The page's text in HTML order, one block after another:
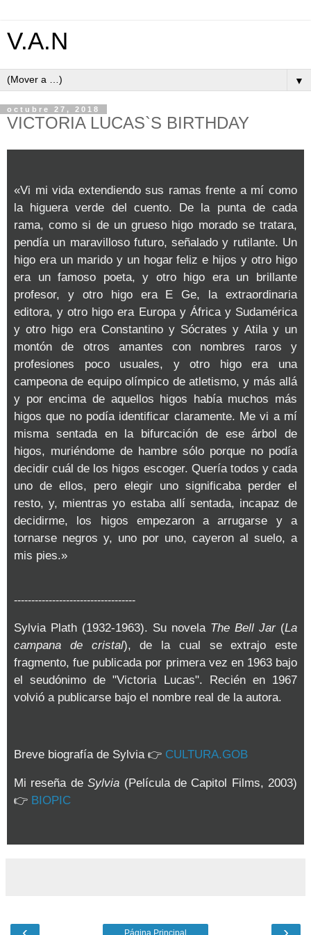
V.A.N
▼
octubre 27, 2018
VICTORIA LUCAS`S BIRTHDAY
«Vi mi vida extendiendo sus ramas frente a mí como
la higuera verde del cuento. De la punta de cada
rama, como si de un grueso higo morado se tratara,
pendía un maravilloso futuro, señalado y rutilante. Un
higo era un marido y un hogar feliz e hijos y otro higo
era un famoso poeta, y otro higo era un brillante
profesor, y otro higo era E Ge, la extraordinaria
editora, y otro higo era Europa y África y Sudamérica
y otro higo era Constantino y Sócrates y Atila y un
montón de otros amantes con nombres raros y
profesiones poco usuales, y otro higo era una
campeona de equipo olímpico de atletismo, y más allá
y por encima de aquellos higos había muchos más
higos que no podía identificar claramente. Me vi a mí
misma sentada en la bifurcación de ese árbol de
higos, muriéndome de hambre sólo porque no podía
decidir cuál de los higos escoger. Quería todos y cada
uno de ellos, pero elegir uno significaba perder el
resto, y, mientras yo estaba allí sentada, incapaz de
decidirme, los higos empezaron a arrugarse y a
tornarse negros y, uno por uno, cayeron al suelo, a
mis pies.»
-----------------------------------
Sylvia Plath (1932-1963). Su novela The Bell Jar (La
campana de cristal), de la cual se extrajo este
fragmento, fue publicada por primera vez en 1963 bajo
el seudónimo de "Victoria Lucas". Recién en 1967
volvió a publicarse bajo el nombre real de la autora.
Breve biografía de Sylvia 👉 CULTURA.GOB
Mi reseña deSylvia (Película de Capitol Films, 2003)
👉 BIOPIC
Página Principal